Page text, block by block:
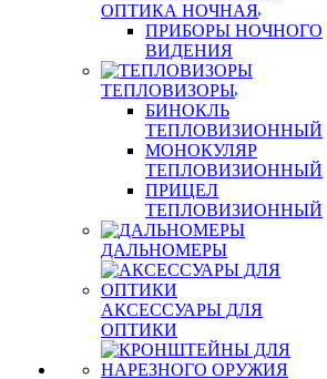
ОПТИКА НОЧНАЯ
ПРИБОРЫ НОЧНОГО
ВИДЕНИЯ
ТЕПЛОВИЗОРЫ
БИНОКЛЬ
ТЕПЛОВИЗИОННЫЙ
МОНОКУЛЯР
ТЕПЛОВИЗИОННЫЙ
ПРИЦЕЛ
ТЕПЛОВИЗИОННЫЙ
ДАЛЬНОМЕРЫ
АКСЕССУАРЫ ДЛЯ
ОПТИКИ